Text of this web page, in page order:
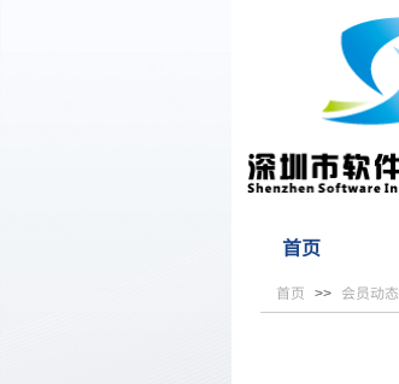
首页
首页 >> 会员动态